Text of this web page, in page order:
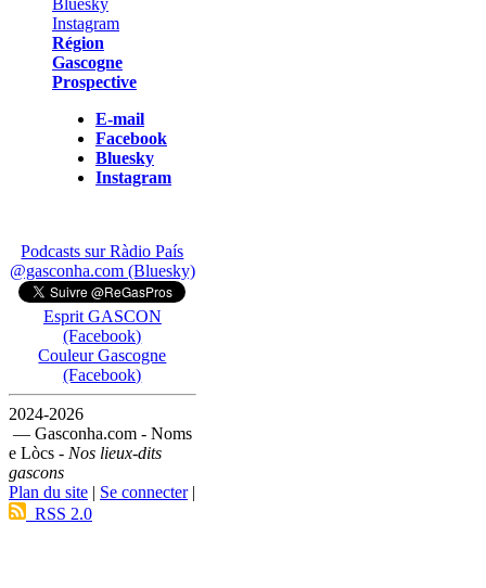
Région
Gascogne
Prospective
E-mail
Facebook
Bluesky
Instagram
Podcasts sur Ràdio País
@gasconha.com (Bluesky)
Esprit GASCON
(Facebook)
Couleur Gascogne
(Facebook)
2024-2026
— Gasconha.com - Noms
e Lòcs - Nos lieux-dits
gascons
Plan du site | Se connecter|
RSS 2.0